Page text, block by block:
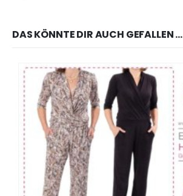
DAS KÖNNTE DIR AUCH GEFALLEN …